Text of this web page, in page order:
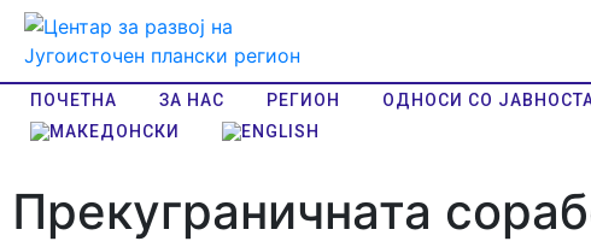
ПОЧЕТНА ЗА НАС РЕГИОН ОДНОСИ СО
Прекуграничната